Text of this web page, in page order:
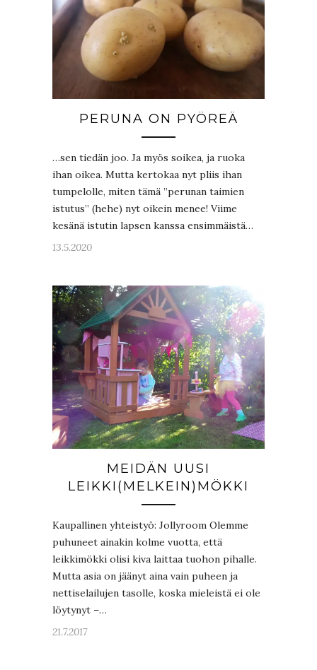
PERUNA ON PYÖREÄ
…sen tiedän joo. Ja myös soikea, ja ruoka
ihan oikea. Mutta kertokaa nyt pliis ihan
tumpelolle, miten tämä ”perunan taimien
istutus” (hehe) nyt oikein menee! Viime
kesänä istutin lapsen kanssa ensimmäistä…
13.5.2020
MEIDÄN UUSI
LEIKKI(MELKEIN)MÖKKI
Kaupallinen yhteistyö: Jollyroom Olemme
puhuneet ainakin kolme vuotta, että
leikkimökki olisi kiva laittaa tuohon pihalle.
Mutta asia on jäänyt aina vain puheen ja
nettiselailujen tasolle, koska mieleistä ei ole
löytynyt –…
21.7.2017